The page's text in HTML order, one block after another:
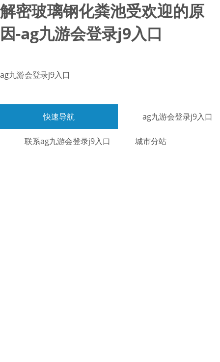
解密玻璃钢化粪池受欢迎的原
因-ag九游会登录j9入口
ag九游会登录j9入口
快速导航 ag九游会登录j9入口
联系ag九游会登录j9入口 城市分站